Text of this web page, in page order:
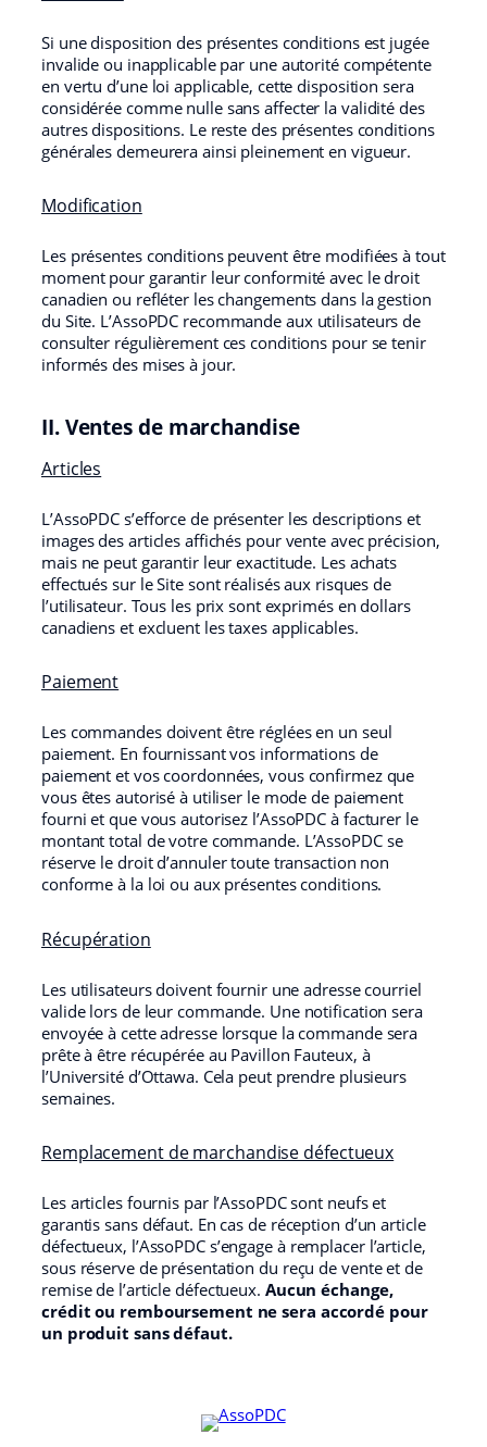
Si une disposition des présentes conditions est jugée
invalide ou inapplicable par une autorité compétente
en vertu d’une loi applicable, cette disposition sera
considérée comme nulle sans affecter la validité des
autres dispositions. Le reste des présentes conditions
générales demeurera ainsi pleinement en vigueur.
Modification
Les présentes conditions peuvent être modifiées à tout
moment pour garantir leur conformité avec le droit
canadien ou refléter les changements dans la gestion
du Site. L’AssoPDC recommande aux utilisateurs de
consulter régulièrement ces conditions pour se tenir
informés des mises à jour.
II. Ventes de marchandise
Articles
L’AssoPDC s’efforce de présenter les descriptions et
images des articles affichés pour vente avec précision,
mais ne peut garantir leur exactitude. Les achats
effectués sur le Site sont réalisés aux risques de
l’utilisateur. Tous les prix sont exprimés en dollars
canadiens et excluent les taxes applicables.
Paiement
Les commandes doivent être réglées en un seul
paiement. En fournissant vos informations de
paiement et vos coordonnées, vous confirmez que
vous êtes autorisé à utiliser le mode de paiement
fourni et que vous autorisez l’AssoPDC à facturer le
montant total de votre commande. L’AssoPDC se
réserve le droit d’annuler toute transaction non
conforme à la loi ou aux présentes conditions.
Récupération
Les utilisateurs doivent fournir une adresse courriel
valide lors de leur commande. Une notification sera
envoyée à cette adresse lorsque la commande sera
prête à être récupérée au Pavillon Fauteux, à
l’Université d’Ottawa. Cela peut prendre plusieurs
semaines.
Remplacement de marchandise défectueux
Les articles fournis par l’AssoPDC sont neufs et
garantis sans défaut. En cas de réception d’un article
défectueux, l’AssoPDC s’engage à remplacer l’article,
sous réserve de présentation du reçu de vente et de
remise de l’article défectueux. Aucun échange,
crédit ou remboursement ne sera accordé pour
un produit sans défaut.